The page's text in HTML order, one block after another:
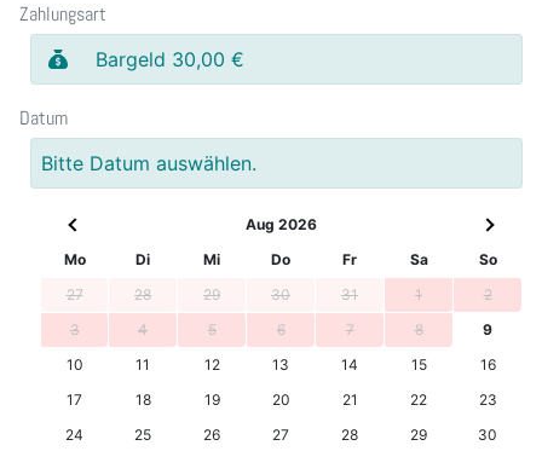
Zahlungsart
Bargeld 30,00 €
Datum
Bitte Datum auswählen.
Aug 2026
Mo
Di Mi Do Fr Sa
So
27
28 29 30 31 1
2
3
4 5 6 7 8
9
10
11 12 13 14 15
16
17
18 19 20 21 22
23
24
25 26 27 28 29
30